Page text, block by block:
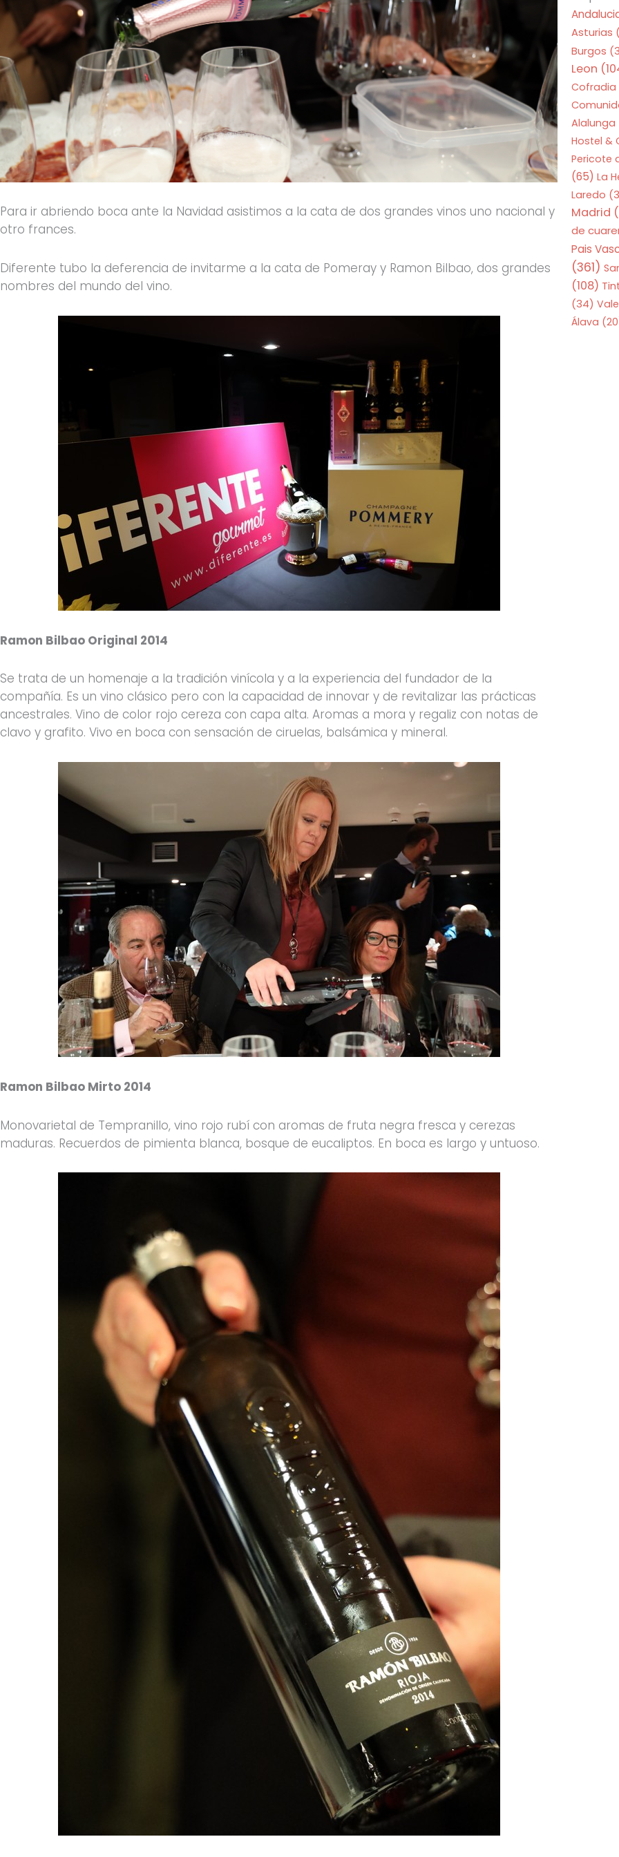
Para ir abriendo boca ante la Navidad asistimos a la cata de dos grandes vinos uno nacional y
otro frances.
Diferente tubo la deferencia de invitarme a la cata de Pomeray y Ramon Bilbao, dos grandes
nombres del mundo del vino.
Ramon Bilbao Original 2014
Se trata de un homenaje a la tradición vinícola y a la experiencia del fundador de la
compañía. Es un vino clásico pero con la capacidad de innovar y de revitalizar las prácticas
ancestrales. Vino de color rojo cereza con capa alta. Aromas a mora y regaliz con notas de
clavo y grafito. Vivo en boca con sensación de ciruelas, balsámica y mineral.
Ramon Bilbao Mirto 2014
Monovarietal de Tempranillo, vino rojo rubí con aromas de fruta negra fresca y cerezas
maduras. Recuerdos de pimienta blanca, bosque de eucaliptos. En boca es largo y untuoso.
Asturias
Burgos
Leon
Cofradia
Alalunga
Hostel &
Pericote
(65) La
Laredo
Madrid
de
Pais
(361)
(108)
(34)
Álava